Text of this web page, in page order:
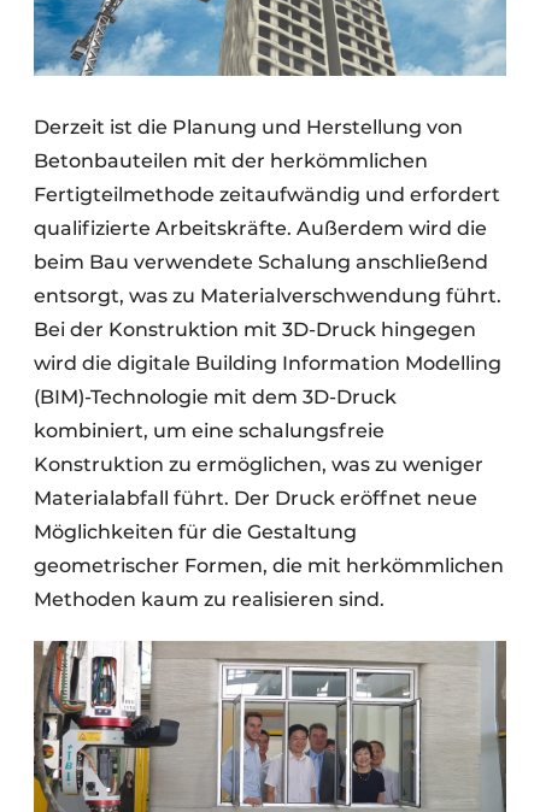
Derzeit ist die Planung und Herstellung von
Betonbauteilen mit der herkömmlichen
Fertigteilmethode zeitaufwändig und erfordert
qualifizierte Arbeitskräfte. Außerdem wird die
beim Bau verwendete Schalung anschließend
entsorgt, was zu Materialverschwendung führt.
Bei der Konstruktion mit 3D-Druck hingegen
wird die digitale Building Information Modelling
(BIM)-Technologie mit dem 3D-Druck
kombiniert, um eine schalungsfreie
Konstruktion zu ermöglichen, was zu weniger
Materialabfall führt. Der Druck eröffnet neue
Möglichkeiten für die Gestaltung
geometrischer Formen, die mit herkömmlichen
Methoden kaum zu realisieren sind.